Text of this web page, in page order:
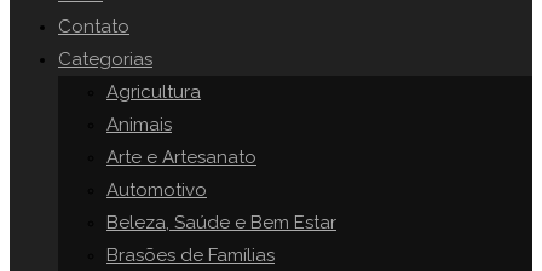
Contato
Categorias
Agricultura
Animais
Arte e Artesanato
Automotivo
Beleza, Saúde e Bem Estar
Brasões de Famílias